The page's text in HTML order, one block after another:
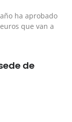
ha aprobado
que van a
de